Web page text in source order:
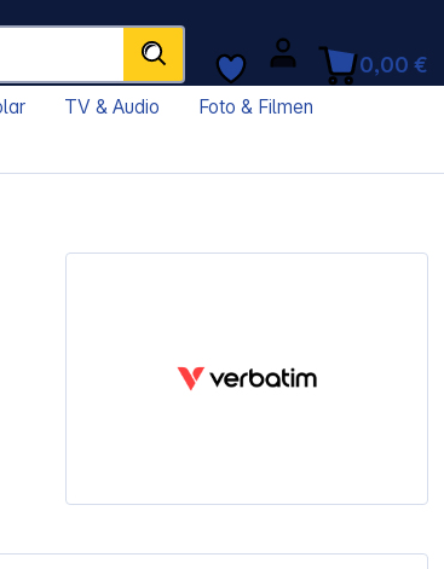
0,00 €
TV & Audio
Foto & Filmen